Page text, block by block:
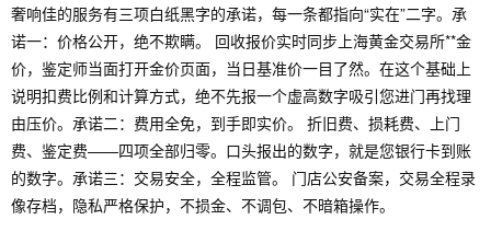
奢响佳的服务有三项白纸黑字的承诺，每一条都指向“实在”二字。承
诺一：价格公开，绝不欺瞒。 回收报价实时同步上海黄金交易所**金
价，鉴定师当面打开金价页面，当日基准价一目了然。在这个基础上
说明扣费比例和计算方式，绝不先报一个虚高数字吸引您进门再找理
由压价。承诺二：费用全免，到手即实价。 折旧费、损耗费、上门
费、鉴定费——四项全部归零。口头报出的数字，就是您银行卡到账
的数字。承诺三：交易安全，全程监管。 门店公安备案，交易全程录
像存档，隐私严格保护，不损金、不调包、不暗箱操作。